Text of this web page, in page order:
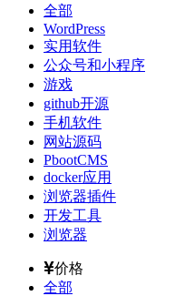
全部
WordPress
实用软件
公众号和小程序
游戏
github开源
手机软件
网站源码
PbootCMS
docker应用
浏览器插件
开发工具
浏览器
价格
全部